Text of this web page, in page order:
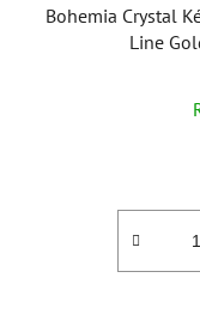
Bohemia Crystal
Line